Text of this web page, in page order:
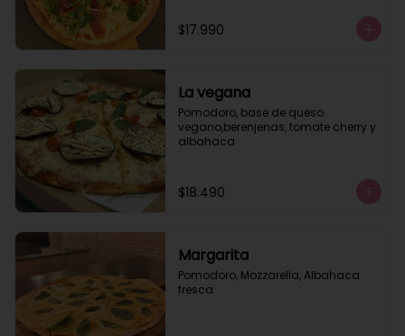
$17.990
La vegana
Pomodoro, base de queso
vegano,berenjenas, tomate cherry y
albahaca
$18.490
Margarita
Pomodoro, Mozzarella, Albahaca
fresca